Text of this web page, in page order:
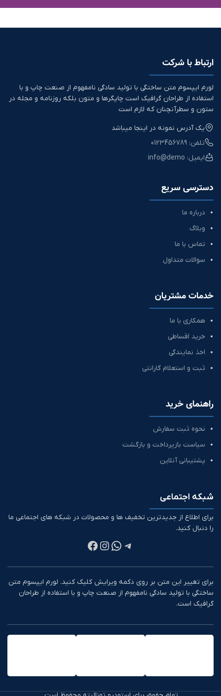
ارتباط با شرکت
لورم ایپسوم متن ساختگی با تولید سادگی نامفهوم از صنعت چاپ و با
استفاده از طراحان گرافیک است چاپگرها و متون بلکه روزنامه و مجله در
ستون و سطرآنچنان که لازم است
یک آدرس نمونه در اینجا میباشد
تلفن: 0123456789
ایمیل: info@demo
دسترسی سریع
درباره ما
وبلاگ
تماس با ما
سوالات متداول
خدمات مشتریان
همکاری با ما
خرید اقساطی
اخذ نمایندگی
ثبت و استعلام گارانتی
راهنمای خرید
نحوه ثبت سفارش
سیاست بازپرداخت و بازگشت
پشتیبانی آنلاین
شبکه اجتماعی
برای اطلاع از جدیدترین تخفیف ها و محصولات در شبکه های اجتماعی ما
را دنبال کنید.
برای تغییر این متن بر روی دکمه ویرایش کلیک کنید. لورم ایپسوم متن
ساختگی با تولید سادگی نامفهوم از صنعت چاپ و با استفاده از طراحان
گرافیک است.